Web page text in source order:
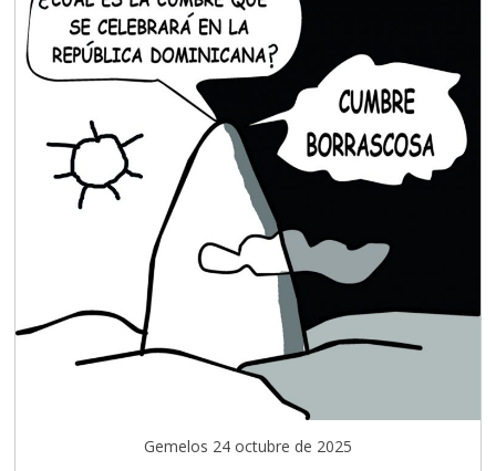
Gemelos 24 octubre de 2025